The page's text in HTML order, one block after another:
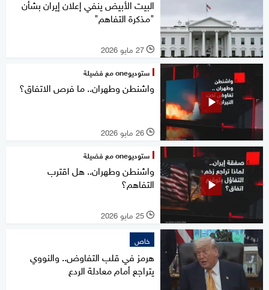
البيت الأبيض ينفي إعلان إيران بشأن
"مذكرة التفاهم"
l 27 مايو 2026
ستوديوone مع فضيلة
واشنطن وطهران.. ما فرص الاتفاق؟
l 26 مايو 2026
ستوديوone مع فضيلة
واشنطن وطهران.. هل اقترب
التفاهم؟
l 25 مايو 2026
خاص
هرمز في قلب التفاوض.. والنووي
يتراجع أمام معادلة الردع